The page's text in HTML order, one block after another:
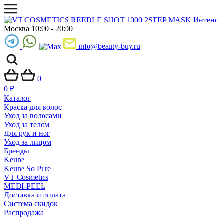
Москва 10:00 - 20:00
info@beauty-buy.ru
0
0 ₽
Каталог
Краска для волос
Уход за волосами
Уход за телом
Для рук и ног
Уход за лицом
Бренды
Keune
Keune So Pure
VT Cosmetics
MEDI-PEEL
Доставка и оплата
Система скидок
Распродажа